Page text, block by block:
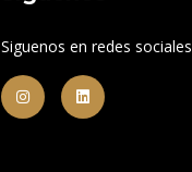
Siguenos en redes sociales